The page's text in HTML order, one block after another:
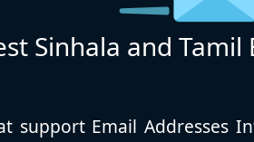
Sinhala and Tamil
support Email Addresses